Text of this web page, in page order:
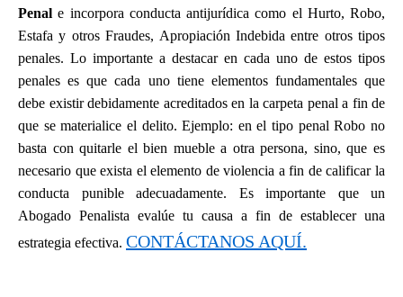
Penal e incorpora conducta antijurídica como el Hurto, Robo,
Estafa y otros Fraudes, Apropiación Indebida entre otros tipos
penales. Lo importante a destacar en cada uno de estos tipos
penales es que cada uno tiene elementos fundamentales que
debe existir debidamente acreditados en la carpeta penal a fin de
que se materialice el delito. Ejemplo: en el tipo penal Robo no
basta con quitarle el bien mueble a otra persona, sino, que es
necesario que exista el elemento de violencia a fin de calificar la
conducta punible adecuadamente. Es importante que un
Abogado Penalista evalúe tu causa a fin de establecer una
estrategia efectiva. CONTÁCTANOS AQUÍ.